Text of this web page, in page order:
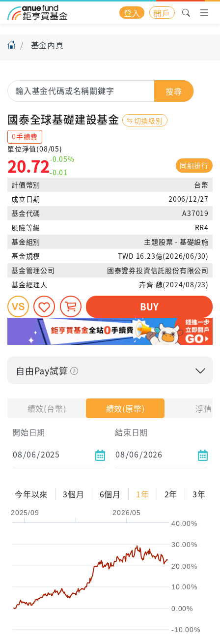
登入 開戶
基金內頁
績效(台幣) 績效(原幣)
淨值
開始日期
結束日期
今年以來 3個月 6個月 1年 2年 3年
2025/09 2026/05
-10.00%
0.00%
10.00%
20.00%
30.00%
40.00%
搜尋
國泰全球基礎建設基金
切換級別
0手續費
單位淨值(08/05)
20.72-0.05%
-0.01
同組排行
計價幣別
台幣
成立日期
2006/12/27
基金代碼
A37019
風險等級
RR4
基金組別
主題股票 - 基礎設施
基金規模
TWD 16.23億(2026/06/30)
基金管理公司
國泰證券投資信託股份有限公司
基金經理人
卉齊 魏(2024/08/23)
BUY
自由Pay試算
每月Pay出方式
依金額
依比例
0% 年化自由Pay率
2年